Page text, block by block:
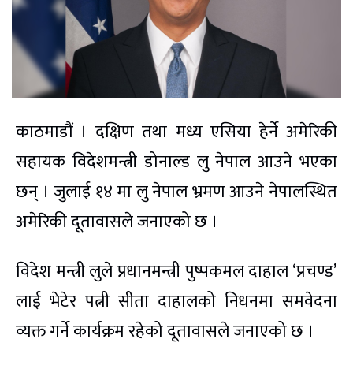
काठमाडौं । दक्षिण तथा मध्य एसिया हेर्ने अमेरिकी
सहायक विदेशमन्त्री डोनाल्ड लु नेपाल आउने भएका
छन् । जुलाई १४ मा लु नेपाल भ्रमण आउने नेपालस्थित
अमेरिकी दूतावासले जनाएको छ ।
विदेश मन्त्री लुले प्रधानमन्त्री पुष्पकमल दाहाल ‘प्रचण्ड’
लाई भेटेर पत्नी सीता दाहालको निधनमा समवेदना
व्यक्त गर्ने कार्यक्रम रहेको दूतावासले जनाएको छ ।